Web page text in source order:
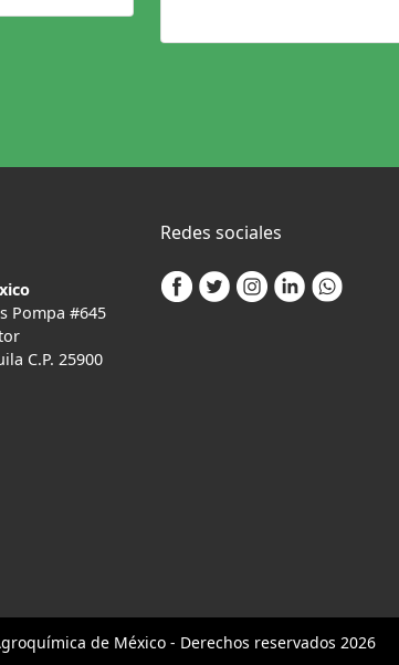
Pompa #645
C.P. 25900
Redes sociales
química de México - Derechos reservados 2026